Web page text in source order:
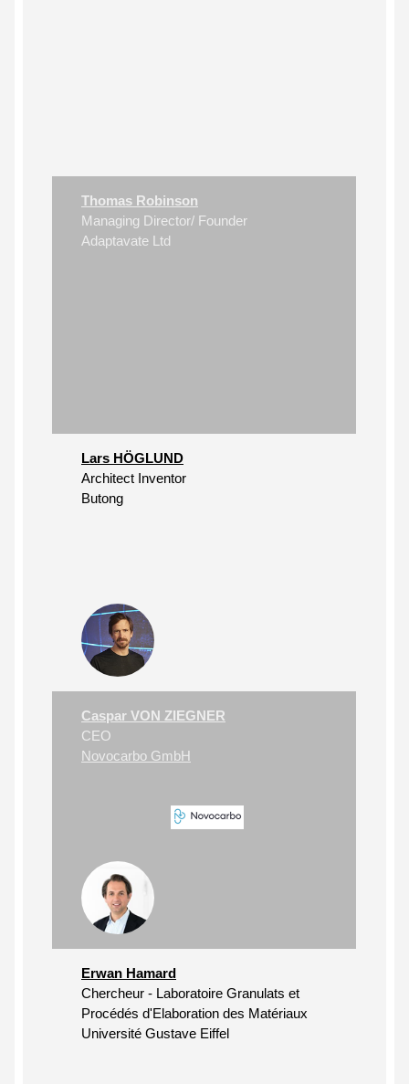
Thomas Robinson
Managing Director/ Founder
Adaptavate Ltd
Lars HÖGLUND
Architect Inventor
Butong
Caspar VON ZIEGNER
CEO
Novocarbo GmbH
Erwan Hamard
Chercheur - Laboratoire Granulats et
Procédés d'Elaboration des Matériaux
Université Gustave Eiffel